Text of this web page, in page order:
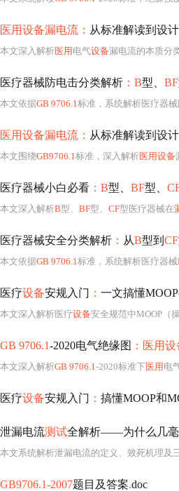
医用设备漏电流： 从标准解读到设
本文深入解析医用 电气设备漏电流的本质分
医疗器械防电击分类解析 ：B型、 BF
本文依据GB 9706.1标准，系统解析医疗器
医用设备漏电流： 从标准解读到设
本文围绕GB9706.1标准，深入解析医用设备
医疗器械小白必看 ：B型、 BF型、
本文深入解析B型、 BF型、 CF型医疗器械在
医疗器械安全分类解析 ： 从B型到 CF
本文依据GB 9706.1标准，系统解析医疗器械
医疗设备安规入门 ： 一文搞懂MOOP
本文深入解析医疗设备安全规范中MOOP（
GB 9706.1-2020电气绝缘图 ：医用设
本文深入解析GB 9706.1-2020标准下医用 电
医疗设备安规入门 ： 搞懂MOOP和
泄漏电流测试全解析——为什么几毫
本文系统解析泄漏电流的定义、致死机理及
GB9706.1-2007题目及答案.doc